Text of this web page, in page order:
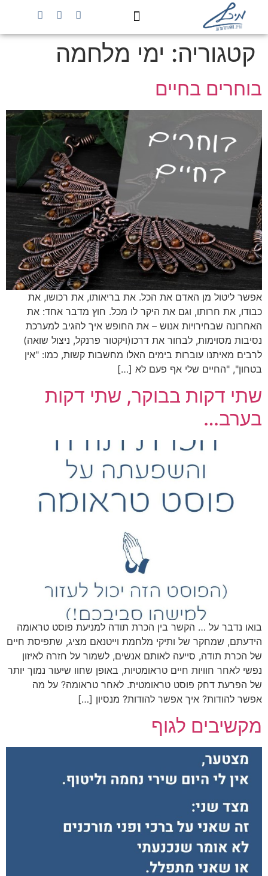
קטגוריה: ימי מלחמה
בוחרים בחיים
אפשר ליטול מן האדם את הכל. את בריאותו, את רכושו, את
כבודו, את חרותו, וגם את היקר לו מכל. חוץ מדבר אחד: את
האחרונה שבחירויות אנוש – את החופש איך להגיב למערכת
נסיבות מסוימות, לבחור את דרכו(ויקטור פרנקל, ניצול שואה)
לרבים מאיתנו עוברות בימים האלו מחשבות קשות, כמו: "אין
בטחון", "החיים שלי אף פעם לא […]
שתי דקות בבוקר, שתי דקות
בערב…
בואו נדבר על … הקשר בין הכרת תודה למניעת פוסט טראומה
הידעתם, שמחקר של ותיקי מלחמת וייטנאם מציג, שתפיסת חיים
של הכרת תודה, סייעה לאותם אנשים, לשמור על חזרה לאיזון
נפשי לאחר חוויות חיים טראומטיות, באופן שחוו שיעור נמוך יותר
של הפרעת דחק פוסט טראומטית. לאחר טראומה? על מה
אפשר להודות? איך אפשר להודות? מנסיון […]
מקשיבים לגוף